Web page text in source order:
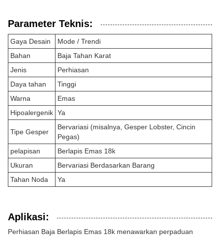
Parameter Teknis:
Gaya Desain
Mode / Trendi
Bahan
Baja Tahan Karat
Jenis
Perhiasan
Daya tahan
Tinggi
Warna
Emas
Hipoalergenik Ya
Tipe Gesper
Bervariasi (misalnya, Gesper Lobster, Cincin
Pegas)
pelapisan
Berlapis Emas 18k
Ukuran
Bervariasi Berdasarkan Barang
Tahan Noda
Ya
Aplikasi:
Perhiasan Baja Berlapis Emas 18k menawarkan perpaduan